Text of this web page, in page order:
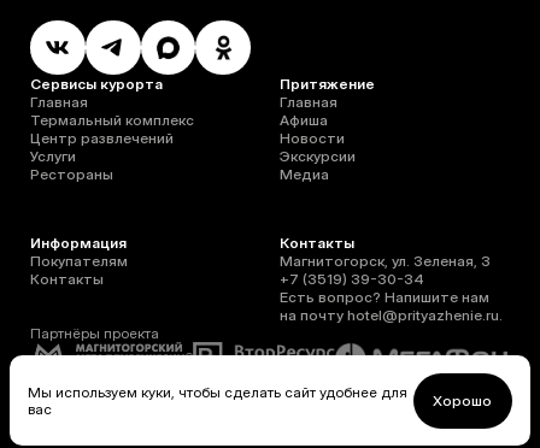
Сервисы курорта
Главная
Термальный комплекс
Центр развлечений
Услуги
Рестораны
Притяжение
Главная
Афиша
Новости
Экскурсии
Медиа
Информация
Покупателям
Контакты
Контакты
Магнитогорск, ул. Зеленая, 3
+7 (3519) 39-30-34
Есть вопрос? Напишите нам
на почтуhotel@prityazhenie.ru.
Партнёры проекта
Правила проживания в отеле
Мы используем куки, чтобы сделать сайт удобнее для
вас
Хорошо